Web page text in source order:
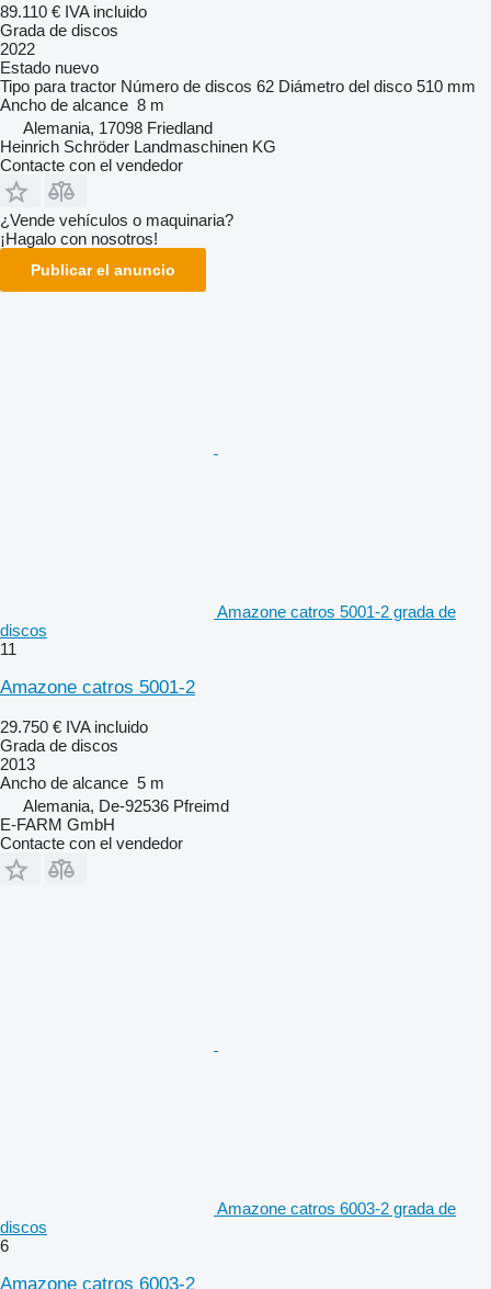
89.110 € IVA incluido
Grada de discos
2022
Estado nuevo
Tipo para tractor Número de discos 62 Diámetro del disco 510 mm
Ancho de alcance 8 m
Alemania, 17098 Friedland
Heinrich Schröder Landmaschinen KG
Contacte con el vendedor
¿Vende vehículos o maquinaria?
¡Hagalo con nosotros!
Publicar el anuncio
Amazone catros 5001-2 grada de
discos
11
Amazone catros 5001-2
29.750 € IVA incluido
Grada de discos
2013
Ancho de alcance 5 m
Alemania, De-92536 Pfreimd
E-FARM GmbH
Contacte con el vendedor
Amazone catros 6003-2 grada de
discos
6
Amazone catros 6003-2